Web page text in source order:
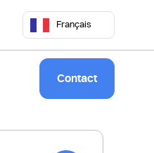
Français
Contact